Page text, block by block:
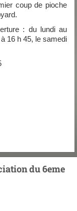
coup de pioche
: du lundi au
16 h 45, le samedi
du 6eme